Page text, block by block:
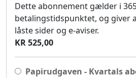
Dette abonnement gælder i
betalingstidspunktet, og giver
låste sider og e-aviser.
KR 525,00
Papirudgaven - Kvartals